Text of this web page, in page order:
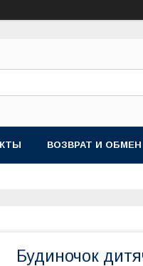
ВОЗВРАТ И ОБМЕН
Будиночок